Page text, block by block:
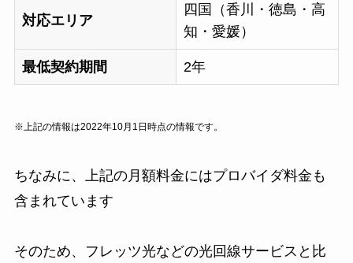
対応エリア
四国（香川・徳島・高
知・愛媛）
最低契約期間 2年
※上記の情報は2022年10月1日時点の情報です。
ちなみに、上記の月額料金にはプロバイダ料金も
含まれています
そのため、フレッツ光などの光回線サービスと比